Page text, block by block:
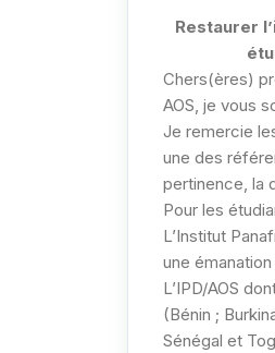
Restaurer
Chers(ères)
AOS, je vous
Je remercie
une des
pertinence, la
Pour les
L’Institut
une
L’IPD/AOS
(Bénin ;
Sénégal et